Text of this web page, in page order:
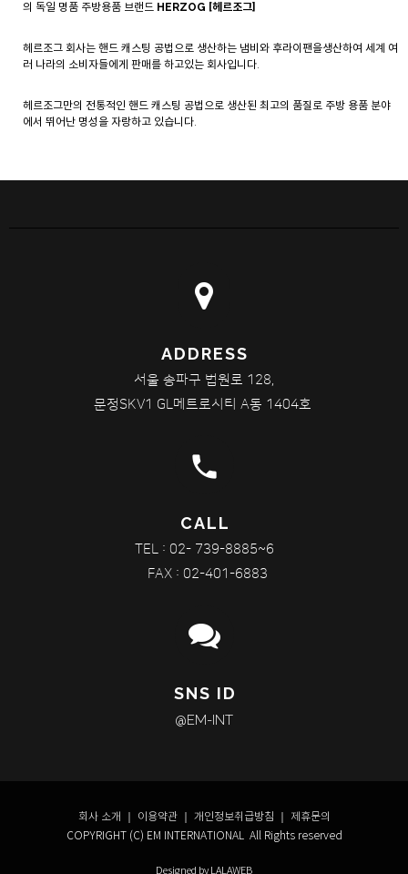
의 독일 명품 주방용품 브랜드 HERZOG [헤르조그]
헤르조그 회사는 핸드 캐스팅 공법으로 생산하는 냄비와 후라이팬을생산하여 세계 여
러 나라의 소비자들에게 판매를 하고있는 회사입니다.
헤르조그만의 전통적인 핸드 캐스팅 공법으로 생산된 최고의 품질로 주방 용품 분야
에서 뛰어난 명성을 자랑하고 있습니다.
ADDRESS
서울 송파구 법원로 128,
문정SKV1 GL메트로시티 A동 1404호
phone
CALL
TEL : 02- 739-8885~6
FAX : 02-401-6883
SNS ID
@EM-INT
회사 소개 이용약관 개인정보취급방침
제휴문의
COPYRIGHT (C) EM INTERNATIONAL All Rights reserved
Designed by LALAWEB